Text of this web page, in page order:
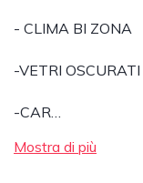
- CLIMA BI ZONA
-VETRI OSCURATI
-CAR…
Mostra di più